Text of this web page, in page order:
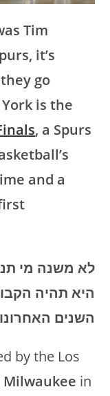
Tim
it’s
go
is the
, a Spurs
and a
לא משנה מי
השנים
by the Los
Milwaukee in